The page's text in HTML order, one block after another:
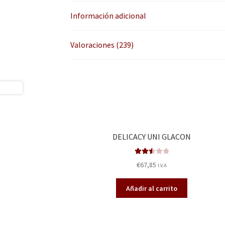
Información adicional
Valoraciones (239)
DELICACY UNI GLACON
do en
2.55
de 5
€67,85 I.V.A
Añadir al carrito